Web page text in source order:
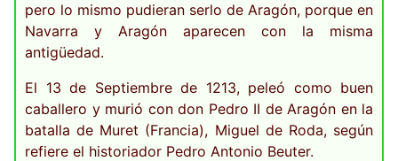
pero lo mismo pudieran serlo de Aragón, porque en
Navarra y Aragón aparecen con la misma
antigüedad.
El 13 de Septiembre de 1213, peleó como buen
caballero y murió con don Pedro II de Aragón en la
batalla de Muret (Francia), Miguel de Roda, según
refiere el historiador Pedro Antonio Beuter.